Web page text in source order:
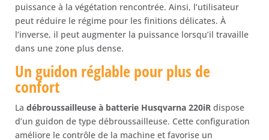
puissance à la végétation rencontrée. Ainsi, l’utilisateur
peut réduire le régime pour les finitions délicates. À
l’inverse, il peut augmenter la puissance lorsqu’il travaille
dans une zone plus dense.
Un guidon réglable pour plus de
confort
La débroussailleuse à batterie Husqvarna 220iR dispose
d’un guidon de type débroussailleuse. Cette configuration
améliore le contrôle de la machine et favorise un